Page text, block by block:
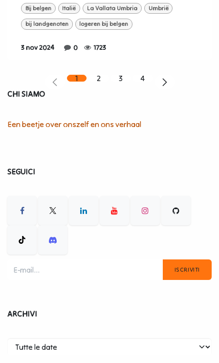
Bij belgen Italië La Vallata Umbria Umbrië
bij landgenoten logeren bij belgen
3 nov 2024 0 1723
1 2 3
4
CHI SIAMO
Een beetje over onszelf en ons verhaal
SEGUICI
ISCRIVITI
ARCHIVI